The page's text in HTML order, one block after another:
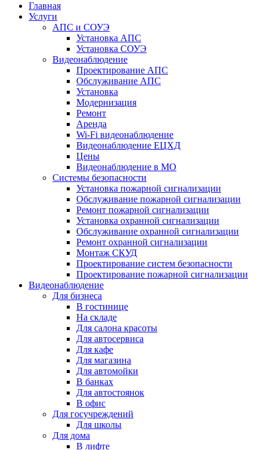
Главная
Услуги
АПС и СОУЭ
Установка АПС
Установка СОУЭ
Видеонаблюдение
Проектирование АПС
Обслуживание АПС
Установка
Модернизация
Ремонт
Аренда
Wi-Fi видеонаблюдение
Видеонаблюдение ЕЦХД
Цены
Видеонаблюдение в МО
Системы безопасности
Установка пожарной сигнализации
Обслуживание пожарной сигнализации
Ремонт пожарной сигнализации
Установка охранной сигнализации
Обслуживание охранной сигнализации
Ремонт охранной сигнализации
Монтаж СКУД
Проектирование систем безопасности
Проектирование пожарной сигнализации
Видеонаблюдение
Для бизнеса
В гостинице
На складе
Для салона красоты
Для автосервиса
Для кафе
Для магазина
Для автомойки
В банках
Для автостоянок
В офис
Для госучреждений
Для школы
Для дома
В лифте